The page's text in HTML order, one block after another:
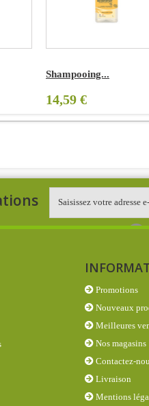
Shampooing...
14,59 €
Promotions
Nouveaux
Meilleures
Nos magasins
Contactez-
Livraison
Mentions